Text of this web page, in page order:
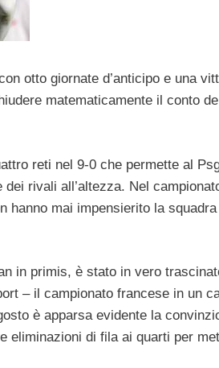
otto giornate d’anticipo e una
matematicamente il conto
reti nel 9-0 che permette al
rivali all’altezza. Nel
hanno mai impensierito la squadra
in primis, è stato in vero
– il campionato francese in un
è apparsa evidente la
eliminazioni di fila ai quarti per